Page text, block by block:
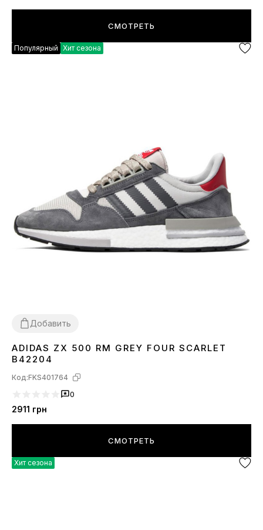
СМОТРЕТЬ
Популярный Хит сезона
Добавить
38 41
ADIDAS ZX 500 RM GREY FOUR SCARLET
B42204
Код:FKS401764
0
2911 грн
СМОТРЕТЬ
Хит сезона